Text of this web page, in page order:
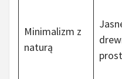
Minimalizm z
naturą